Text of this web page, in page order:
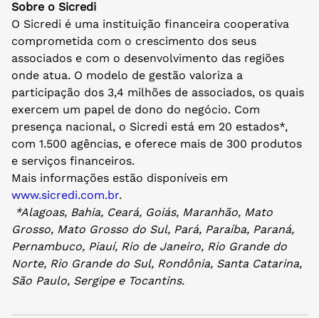
Sobre o Sicredi
O Sicredi é uma instituição financeira cooperativa
comprometida com o crescimento dos seus
associados e com o desenvolvimento das regiões
onde atua. O modelo de gestão valoriza a
participação dos 3,4 milhões de associados, os quais
exercem um papel de dono do negócio. Com
presença nacional, o Sicredi está em 20 estados*,
com 1.500 agências, e oferece mais de 300 produtos
e serviços financeiros.
Mais informações estão disponíveis em
www.sicredi.com.br.
*Alagoas, Bahia, Ceará, Goiás, Maranhão, Mato
Grosso, Mato Grosso do Sul, Pará, Paraíba, Paraná,
Pernambuco, Piauí, Rio de Janeiro, Rio Grande do
Norte, Rio Grande do Sul, Rondônia, Santa Catarina,
São Paulo, Sergipe e Tocantins.